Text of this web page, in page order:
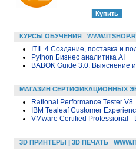
КУРСЫ ОБУЧЕНИЯ
ITIL 4 Создание, поставка и
Python Бизнес аналитика AI
BABOK Guide 3.0: Выяснение
МАГАЗИН СЕРТИФИКАЦИОННЫХ
Rational Performance Tester V8
IBM Tealeaf Customer
VMware Certified Professional -
3D ПРИНТЕРЫ | 3D ПЕЧАТЬ